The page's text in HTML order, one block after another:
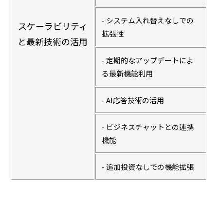
スケーラビリティ
と最新技術の活用
- システム入れ替えなしでの
拡張性
- 定期的なアップデートによ
る最新機能利用
- AI応答技術の活用
- ビジネスチャットとの連携
機能
- 追加投資なしでの機能拡張